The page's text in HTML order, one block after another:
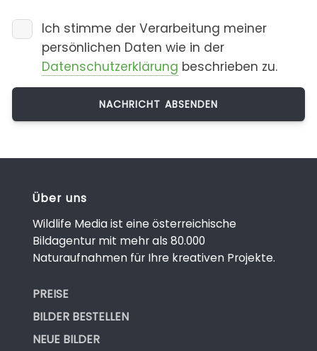
Ich stimme der Verarbeitung meiner
persönlichen Daten wie in der
Datenschutzerklärung beschrieben zu.
Über uns
Wildlife Media ist eine österreichische
Bildagentur mit mehr als 80.000
Naturaufnahmen für Ihre kreativen Projekte.
PREISE
BILDER BESTELLEN
NEUE BILDER